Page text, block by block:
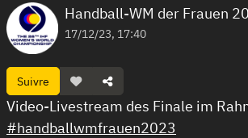
Handball-WM der Frauen
17/12/23, 17:40
Suivre
Video-Livestream des Finale im
#handballwmfrauen2023